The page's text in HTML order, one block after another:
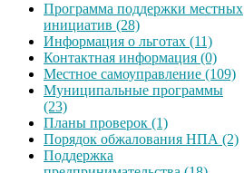
Программа поддержки местных
инициатив (28)
Информация о льготах (11)
Контактная информация (0)
Местное самоуправление (109)
Муниципальные программы
(23)
Планы проверок (1)
Порядок обжалования НПА (2)
Поддержка